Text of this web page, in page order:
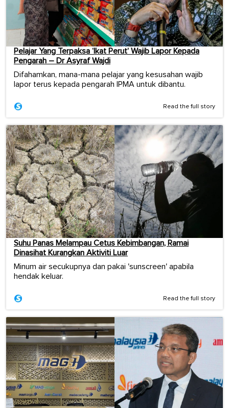
Pelajar Yang Terpaksa ‘Ikat Perut’ Wajib Lapor Kepada
Pengarah – Dr Asyraf Wajdi
Difahamkan, mana-mana pelajar yang kesusahan wajib
lapor terus kepada pengarah IPMA untuk dibantu.
Read the full story
Suhu Panas Melampau Cetus Kebimbangan, Ramai
Dinasihat Kurangkan Aktiviti Luar
Minum air secukupnya dan pakai 'sunscreen' apabila
hendak keluar.
Read the full story